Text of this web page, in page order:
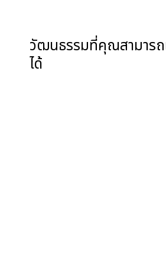
วัฒนธรรมที่คุณสามาร
ได้